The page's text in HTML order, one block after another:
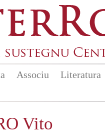
Associu Literatura
Vito